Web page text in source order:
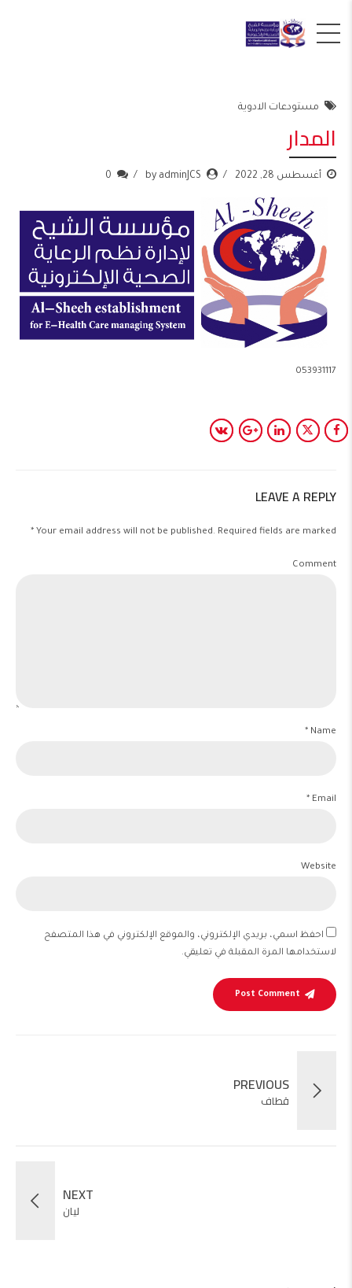
مستودعات الادوية
المدار
أغسطس 28, 2022 by adminJCS
0
053931117
LEAVE A REPLY
Your email address will not be published. Required fields are marked *
Comment
Name *
Email *
Website
احفظ اسمي، بريدي الإلكتروني، والموقع الإلكتروني في هذا المتصفح
لاستخدامها المرة المقبلة في تعليقي.
Post Comment
PREVIOUS
قطاف
NEXT
ليان